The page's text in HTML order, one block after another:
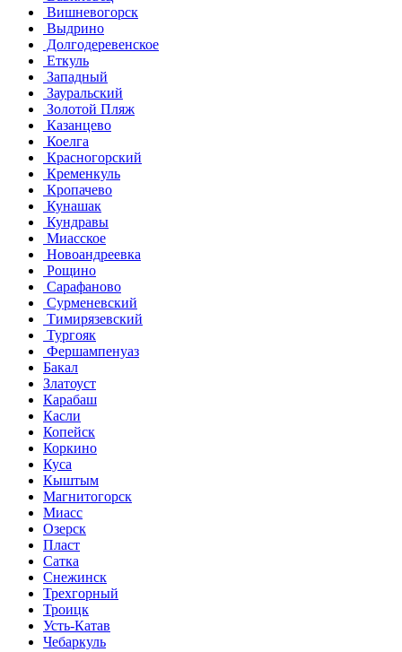
Вишневогорск
Выдрино
Долгодеревенское
Еткуль
Западный
Зауральский
Золотой Пляж
Казанцево
Коелга
Красногорский
Кременкуль
Кропачево
Кунашак
Кундравы
Миасское
Новоандреевка
Рощино
Сарафаново
Сурменевский
Тимирязевский
Тургояк
Фершампенуаз
Бакал
Златоуст
Карабаш
Касли
Копейск
Коркино
Куса
Кыштым
Магнитогорск
Миасс
Озерск
Пласт
Сатка
Снежинск
Трехгорный
Троицк
Усть-Катав
Чебаркуль